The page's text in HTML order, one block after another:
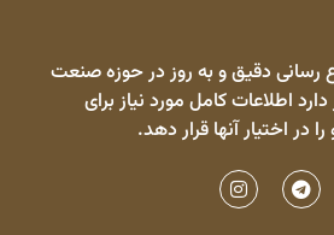
رسانی دقیق و به روز در حوزه صنعت
اطلاعات کامل مورد نیاز برای
در اختیار آنها قرار دهد.